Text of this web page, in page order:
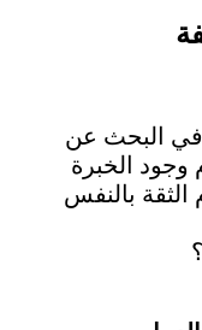
في البحث عن
الخبرة
بالنفس